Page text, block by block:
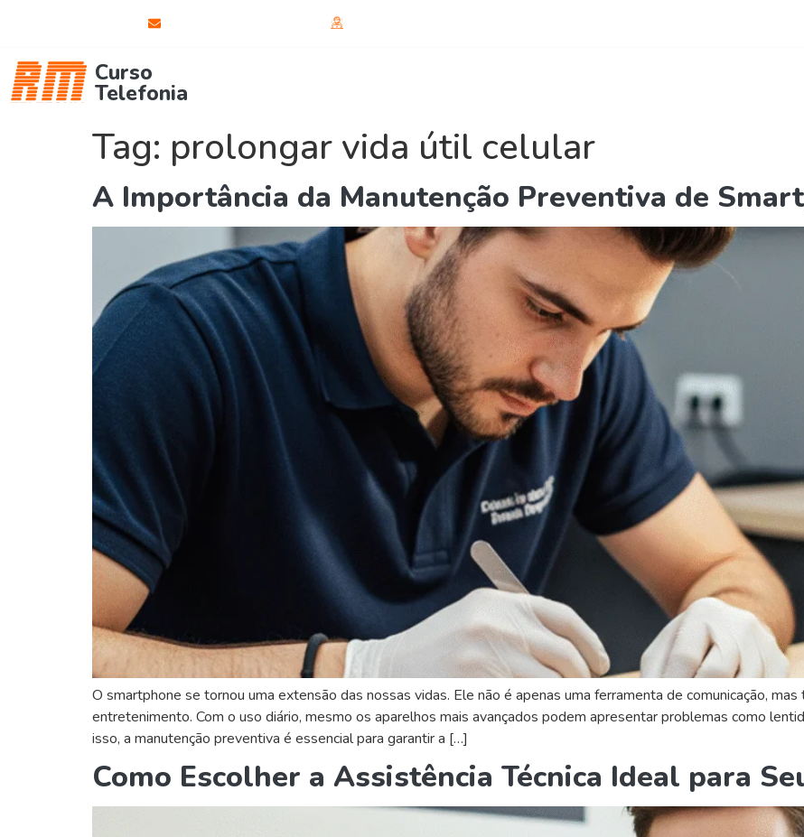
Curso
Telefonia
Tag: prolongar vida útil celular
A Importância da Manutenção Preventiva de
O smartphone se tornou uma extensão das nossas vidas. Ele não é apenas uma ferramenta de comunicação,
entretenimento. Com o uso diário, mesmo os aparelhos mais avançados podem apresentar problemas como
isso, a manutenção preventiva é essencial para garantir a […]
Como Escolher a Assistência Técnica Ideal para